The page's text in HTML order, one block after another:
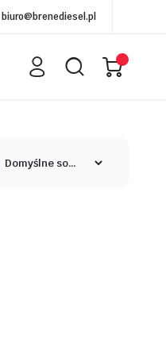
biuro@brenediesel.pl